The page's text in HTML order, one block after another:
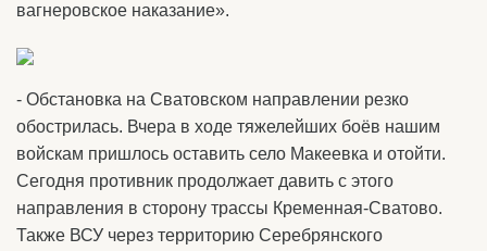
вагнеровское наказание».
- Обстановка на Сватовском направлении резко
обострилась. Вчера в ходе тяжелейших боёв нашим
войскам пришлось оставить село Макеевка и отойти.
Сегодня противник продолжает давить с этого
направления в сторону трассы Кременная-Сватово.
Также ВСУ через территорию Серебрянского